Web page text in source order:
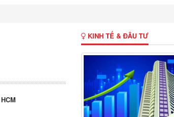
KINH TẾ & ĐÂU TƯ